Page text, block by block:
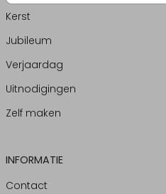
Kerst
Jubileum
Verjaardag
Uitnodigingen
Zelf maken
INFORMATIE
Contact